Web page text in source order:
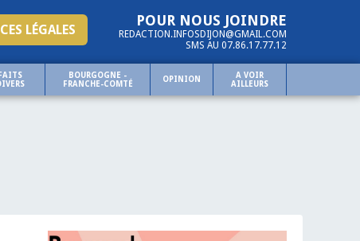
POUR NOUS JOINDRE
REDACTION.INFOSDIJON@GMAIL.COM
SMS AU 07.86.17.77.12
LÉGALES
FAITS
BOURGOGNE -
FRANCHE-COMTÉ
OPINION
A VOIR
AILLEURS